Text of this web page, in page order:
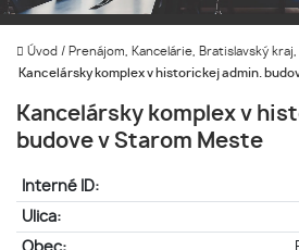
Úvod / Prenájom, Kancelárie, Bratislavský
Kancelársky komplex v historickej admin.
Kancelársky komplex v
budove v Starom Meste
Interné ID:
Ulica: